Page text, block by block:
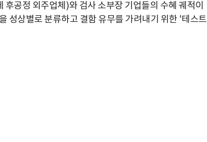
후공정 외주업체 )와 검사 소부장 기업들의 수혜 궤적이
성상별로 분류하고 결함 유무를 가려내기 위한 '테스트